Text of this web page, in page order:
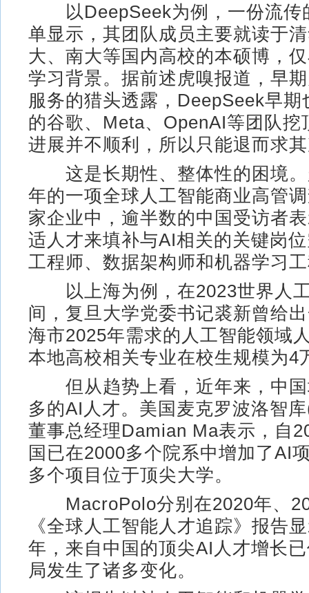
以DeepSeek为例，一份流传
单显示，其团队成员主要就读于
大、南大等国内高校的本硕博，
学习背景。据前述虎嗅报道，早
服务的猎头透露，DeepSeek早期
的谷歌、Meta、OpenAI等团队挖
进展并不顺利，所以只能退而求
这是长期性、整体性的困境。
年的一项全球人工智能商业高管
家企业中，逾半数的中国受访者
适人才来填补与AI相关的关键岗
工程师、数据架构师和机器学习
以上海为例，在2023世界人
间，复旦大学党委书记裘新曾给
海市2025年需求的人工智能领域
本地高校相关专业在校生规模为4
但从趋势上看，近年来，中国
多的AI人才。美国麦克罗波洛智
董事总经理Damian Ma表示，自
国已在2000多个院系中增加了AI
多个项目位于顶尖大学。
MacroPolo分别在2020年、
《全球人工智能人才追踪》报告
年，来自中国的顶尖AI人才增长
局发生了诸多变化。